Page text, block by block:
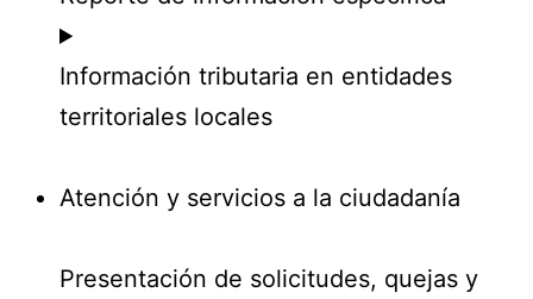
Información tributaria en entidades
territoriales locales
Atención y servicios a la ciudadanía
Presentación de solicitudes, quejas y